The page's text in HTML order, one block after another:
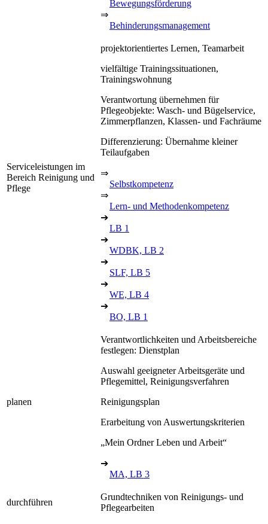
Bewegungsförderung
⇒
Behinderungsmanagement
Serviceleistungen im
Bereich Reinigung und
Pflege
projektorientiertes Lernen, Teamarbeit
vielfältige Trainingssituationen,
Trainingswohnung
Verantwortung übernehmen für
Pflegeobjekte: Wasch- und Bügelservice,
Zimmerpflanzen, Klassen- und Fachräume
Differenzierung: Übernahme kleiner
Teilaufgaben
⇒
Selbstkompetenz
⇒
Lern- und Methodenkompetenz
➔
LB 1
➔
WDBK, LB 2
➔
SLF, LB 5
➔
WE, LB 4
➔
BO, LB 1
planen
Verantwortlichkeiten und Arbeitsbereiche
festlegen: Dienstplan
Auswahl geeigneter Arbeitsgeräte und
Pflegemittel, Reinigungsverfahren
Reinigungsplan
Erarbeitung von Auswertungskriterien
„Mein Ordner Leben und Arbeit“
➔
MA, LB 3
durchführen
Grundtechniken von Reinigungs- und
Pflegearbeiten